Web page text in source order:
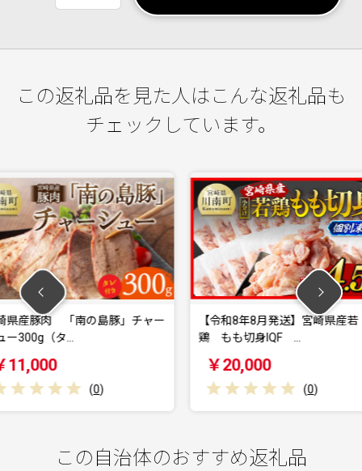
この返礼品を見た人はこんな返礼品も
チェックしています。
」チャー
)
【令和8年8月発送】宮崎県産若
鶏 もも切身IQF …
(0)
宮崎県
この自治体のおすすめ返礼品